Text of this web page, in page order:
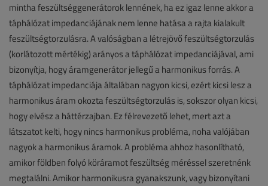
mintha feszültséggenerátorok lennének, ha ez igaz lenne akkor a
táphálózat impedanciájának nem lenne hatása a rajta kialakult
feszültségtorzulásra. A valóságban a létrejövő feszültségtorzulás
(korlátozott mértékig) arányos a táphálózat impedanciájával, ami
bizonyítja, hogy áramgenerátor jellegű a harmonikus forrás. A
táphálózat impedanciája általában nagyon kicsi, ezért kicsi lesz a
harmonikus áram okozta feszültségtorzulás is, sokszor olyan kicsi,
hogy elvész a háttérzajban. Ez félrevezető lehet, mert azt a
látszatot kelti, hogy nincs harmonikus probléma, noha valójában
nagyok a harmonikus áramok. A probléma ahhoz hasonlítható,
amikor földben folyó köráramot feszültség méréssel szeretnénk
megtalálni. Amikor harmonikusra gyanakszunk, vagy bizonyítani